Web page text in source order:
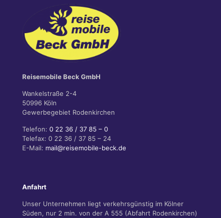
Reisemobile Beck GmbH
Wankelstraße 2-4
50996 Köln
Gewerbegebiet Rodenkirchen
Telefon: 0 22 36 / 37 85 – 0
Telefax: 0 22 36 / 37 85 – 24
E-Mail: mail@reisemobile-beck.de
Anfahrt
Unser Unternehmen liegt verkehrsgünstig im Kölner
Süden, nur 2 min. von der A 555 (Abfahrt Rodenkirchen)